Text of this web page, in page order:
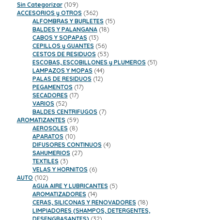
Sin Categorizar 109109
productos
ACCESORIOS y OTROS 362362
productos
ALFOMBRAS Y BURLETES 1515
BALDES Y PALANGANA 1818
CABOS Y SOPAPAS 1313
productos
CEPILLOS y GUANTES 5656
productos
CESTOS DE RESIDUOS 5353
productos
ESCOBAS, ESCOBILLONES y PLUMEROS 5151
LAMPAZOS Y MOPAS 4444
productos
PALAS DE RESIDUOS 1212
PEGAMENTOS 1717
SECADORES 1717
VARIOS 5252
productos
BALDES CENTRIFUGOS 77
AROMATIZANTES 5959
productos
AEROSOLES 88
productos
APARATOS 1010
productos
DIFUSORES CONTINUOS 44
SAHUMERIOS 2727
TEXTILES 33
productos
VELAS Y HORNITOS 66
AUTO 102102
productos
AGUA AIRE Y LUBRICANTES 55
AROMATIZADORES 1414
productos
CERAS, SILICONAS Y RENOVADORES 1818
productos
LIMPIADORES (SHAMPOS, DETERGENTES,
32